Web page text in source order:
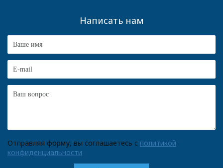
Написать нам
Отправляя форму, вы соглашаетесь с политикой
конфиденциальности